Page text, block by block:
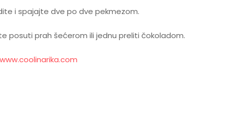
i spajajte dve po dve pekmezom.
posuti prah šećerom ili jednu preliti čokoladom.
www.coolinarika.com